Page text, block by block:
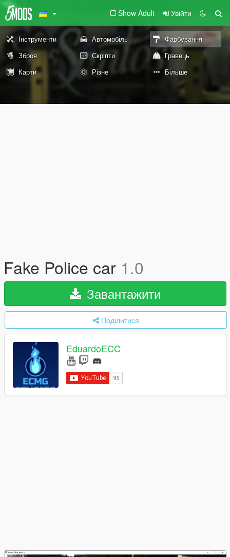
Show Adult Увійти
Інструменти Автомобіль
Фарбування
Зброя
Скріпти
Гравець
Карти
Різне Більше
Fake Police car 1.0
Завантажити
Поділитися
EduardoECC